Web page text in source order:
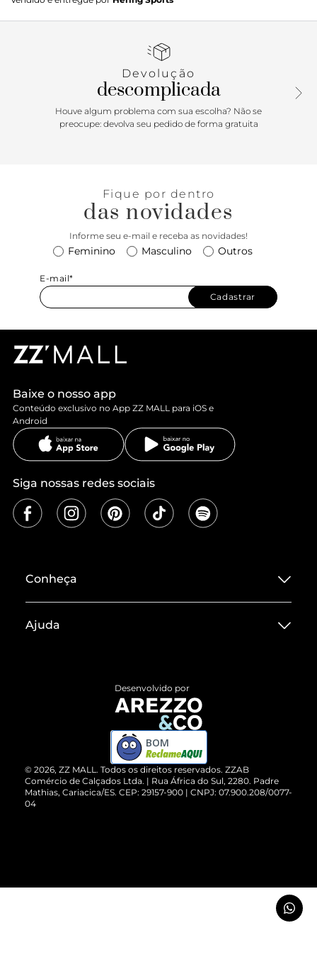
poliamida e elastano que garante toque macio. Com
modelagem biker e tecnologia sem costura, oferece
treinos. Detalhes da peça: Malha de poliamida Modelagem
Devolução
descomplicada
Houve algum problema com sua escolha? Não se
preocupe: devolva seu pedido de forma gratuita
Fique por dentro
das novidades
Informe seu e-mail e receba as novidades!
Feminino Masculino Outros
E-mail*
Cadastrar
Baixe o nosso app
Conteúdo exclusivo no App ZZ MALL para iOS e
Android
Siga nossas redes sociais
Conheça
Termos de Uso
ZZ MALL é confiável
Cartão Presente
Vendas Corporativas
Ajuda
Devolução do Produto
Compre pelo WhatsApp
© 2026, ZZ MALL. Todos os direitos reservados. ZZAB
Comércio de Calçados Ltda. | Rua África do Sul, 2280. Padre
Mathias, Cariacica/ES. CEP: 29157-900 | CNPJ: 07.900.208/0077-
04
Desenvolvido por
BOM